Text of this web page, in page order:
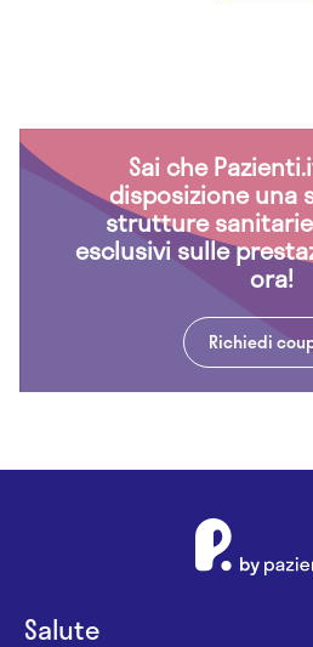
Sai che
disposizione una
strutture
esclusivi sulle
ora!
Richiedi
Salute